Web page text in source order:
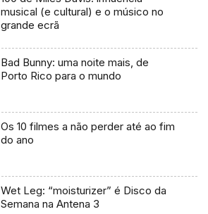
musical (e cultural) e o músico no
grande ecrã
Bad Bunny: uma noite mais, de
Porto Rico para o mundo
Os 10 filmes a não perder até ao fim
do ano
Wet Leg: “moisturizer” é Disco da
Semana na Antena 3